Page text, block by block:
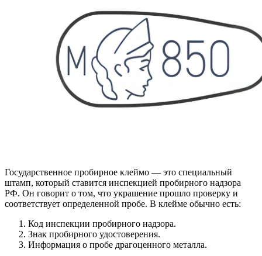
Государственное пробирное клеймо — это специальный
штамп, который ставится инспекцией пробирного надзора
РФ. Он говорит о том, что украшение прошло проверку и
соответствует определенной пробе. В клейме обычно есть:
Код инспекции пробирного надзора.
Знак пробирного удостоверения.
Информация о пробе драгоценного металла.